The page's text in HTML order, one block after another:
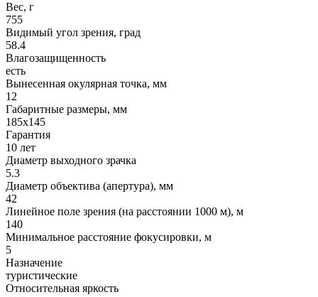
Вес, г
755
Видимый угол зрения, град
58.4
Влагозащищенность
есть
Вынесенная окулярная точка, мм
12
Габаритные размеры, мм
185x145
Гарантия
10 лет
Диаметр выходного зрачка
5.3
Диаметр объектива (апертура), мм
42
Линейное поле зрения (на расстоянии 1000 м), м
140
Минимальное расстояние фокусировки, м
5
Назначение
туристические
Относительная яркость